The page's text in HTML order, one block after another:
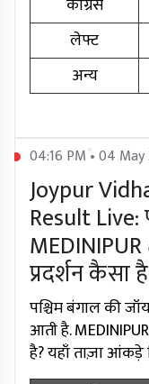
कांग्रेस
लेफ्ट
अन्य
04:16 PM • 04
Joypur
Result Live:
MEDINIPUR
प्रदर्शन कैसा
पश्चिम बंगाल की
आती है.
है? यहाँ ताज़ा